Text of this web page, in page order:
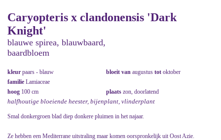
Caryopteris x clandonensis 'Dark
Knight'
blauwe spirea, blauwbaard,
baardbloem
kleur paars - blauw bloeit van augustus tot oktober
familie Lamiaceae
hoog 100 cm plaats zon, doorlatend
halfhoutige bloeiende heester, bijenplant, vlinderplant
Smal donkergroen blad diep donkere pluimen in het najaar.
Ze hebben een Mediterrane uitstraling maar komen oorspronkelijk uit Oost Azie.